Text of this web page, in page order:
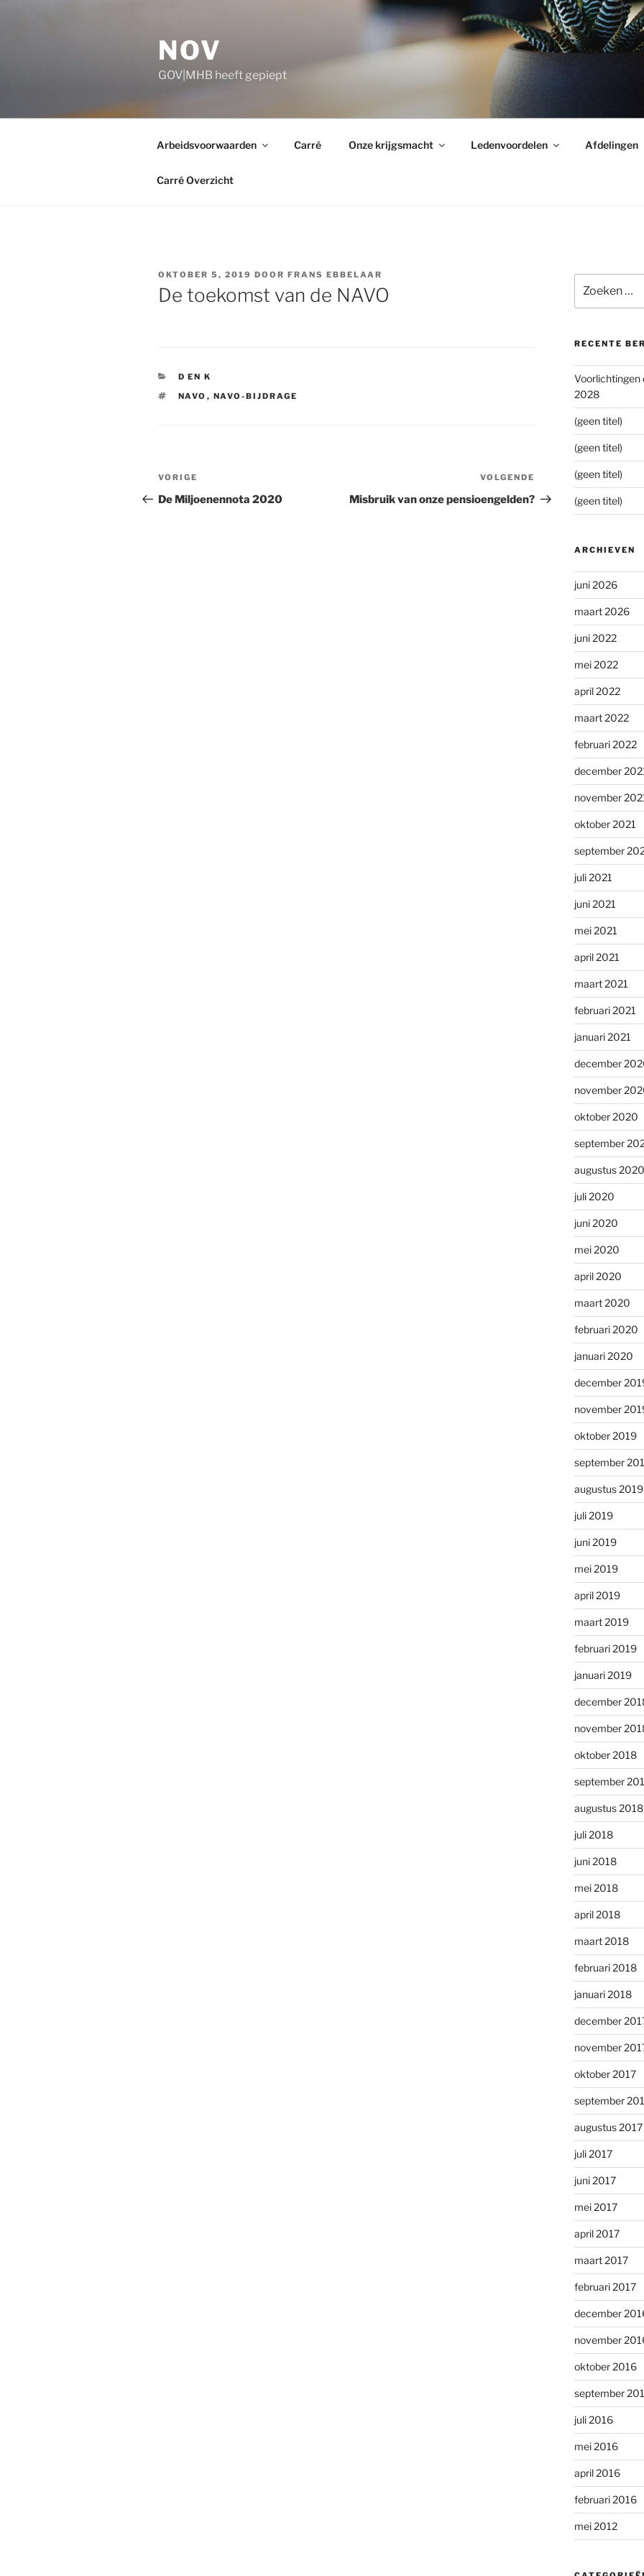
NOV
GOV|MHB heeft gepiept
Arbeidsvoorwaarden Carré Onze krijgsmacht Ledenvoordelen Afdelingen
Carré Overzicht
GEPLAATST
OP
OKTOBER 5, 2019 DOOR FRANS EBBELAAR
De toekomst van de NAVO
CATEGORIEËN
D EN K
TAGS
NAVO , NAVO-BIJDRAGE
Bericht
navigatie
Vorig
bericht
VORIGE
De Miljoenennota 2020
Volgend
bericht
VOLGENDE
Misbruik van onze pensioengelden?
naar:
RECENTE
Voorlichtingen
2028
(geen titel)
(geen titel)
(geen titel)
(geen titel)
ARCHIEVEN
juni 2026
maart 2026
juni 2022
mei 2022
april 2022
maart 2022
februari 2022
december
november
oktober 2021
september
juli 2021
juni 2021
mei 2021
april 2021
maart 2021
februari 2021
januari 2021
december
november
oktober 2020
september
augustus 2020
juli 2020
juni 2020
mei 2020
april 2020
maart 2020
februari 2020
januari 2020
december
november
oktober 2019
september
augustus 2019
juli 2019
juni 2019
mei 2019
april 2019
maart 2019
februari 2019
januari 2019
december
november
oktober 2018
september
augustus 2018
juli 2018
juni 2018
mei 2018
april 2018
maart 2018
februari 2018
januari 2018
december
november
oktober 2017
september
augustus 2017
juli 2017
juni 2017
mei 2017
april 2017
maart 2017
februari 2017
december
november
oktober 2016
september
juli 2016
mei 2016
april 2016
februari 2016
mei 2012